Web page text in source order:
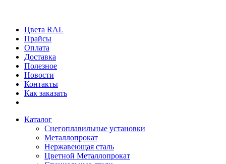
Цвета RAL
Прайсы
Оплата
Доставка
Полезное
Новости
Контакты
Как заказать
Каталог
Снегоплавильные установки
Металлопрокат
Нержавеющая сталь
Цветной Металлопрокат